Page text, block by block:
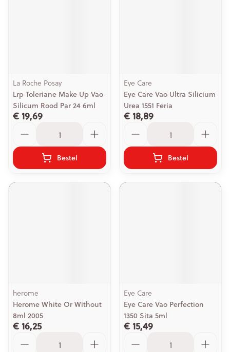
La Roche Posay
Lrp Toleriane Make Up Vao
Silicum Rood Par 24 6ml
€ 19,69
Bestel
Eye Care
Eye Care Vao Ultra Silicium
Urea 1551 Feria
€ 18,89
Bestel
herome
Herome White Or Without
8ml 2005
€ 16,25
Eye Care
Eye Care Vao Perfection
1350 Sita 5ml
€ 15,49